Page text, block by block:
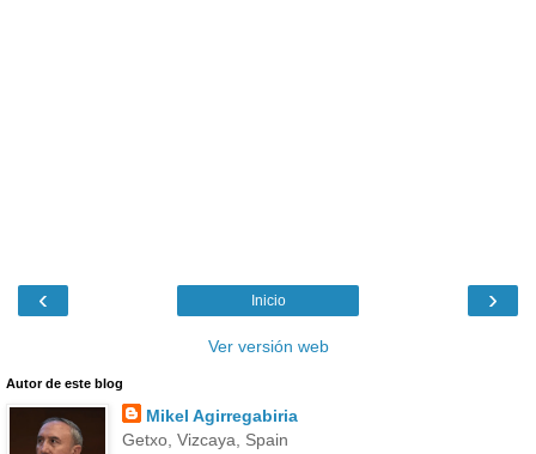
‹ ›
Inicio
Ver versión web
Autor de este blog
Mikel Agirregabiria
Getxo, Vizcaya, Spain